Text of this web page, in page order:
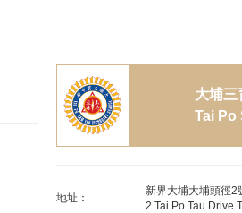
大埔三
Tai Po
地址：
新界大埔大埔頭徑2
2 Tai Po Tau Drive